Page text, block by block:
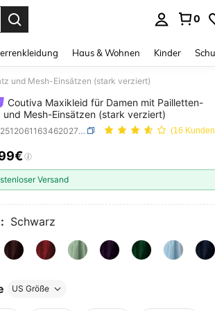
0
Haus & Wohnen Kinder
und Mesh-Einsätzen (stark verziert)
Coutiva Maxikleid für Damen mit Pailletten-
und Mesh-Einsätzen (stark verziert)
SKU: sz251206116346202799 (16
AND
Versand
Schwarz
US Größe